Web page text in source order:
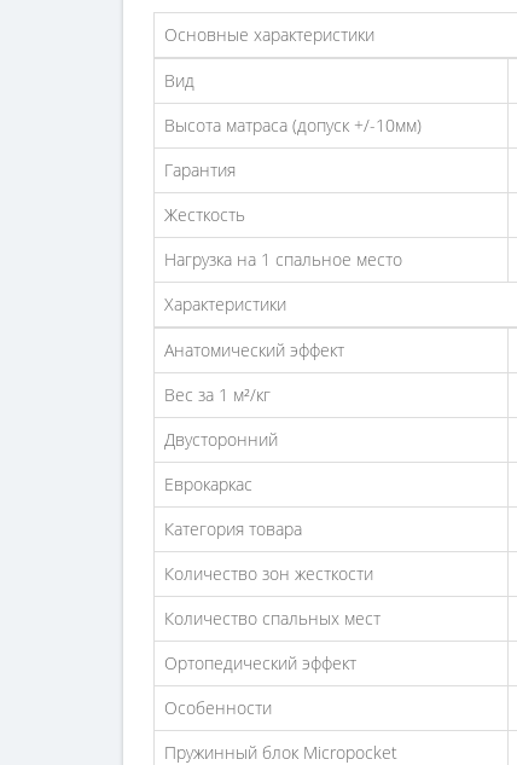
Основные характеристики
Вид
Высота матраса (допуск +/-10мм)
Гарантия
Жесткость
Нагрузка на 1 спальное место
Характеристики
Анатомический эффект
Вес за 1 м²/кг
Двусторонний
Еврокаркас
Категория товара
Количество зон жесткости
Количество спальных мест
Ортопедический эффект
Особенности
Пружинный блок Micropocket